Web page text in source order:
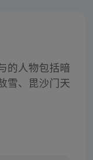
的人物包括暗
雪、毘沙门天